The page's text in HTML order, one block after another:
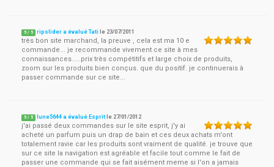
5 / 5 ripslider a évalué Tati le 23/07/2011
très bon site marchand, la preuve , cela est ma 10 e
commande... je recommande vivement ce site à mes
connaissances.....prix très compétitifs et large choix de produits,
zoom sur les produits bien conçus. que du positif. je continuerais à
passer commande sur ce site...
5 / 5 lune5644 a évalué Esprit le 27/01/2012
j'ai passé deux commandes sur le site esprit, j'y ai
acheté un parfum puis un drap de bain et ces deux achats m'ont
totalement ravie car les produits sont vraiment de qualité. je trouve que
sur ce site la navigation est agréable et facile tout comme le fait de
passer une commande qui se fait aisément meme si l'on a jamais